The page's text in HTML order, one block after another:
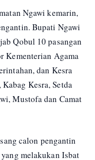
Ngawi kemarin,
Bupati Ngawi
Qobul 10 pasangan
Kementerian Agama
dan Kesra
Kesra, Setda
Mustofa dan Camat
calon pengantin
melakukan Isbat